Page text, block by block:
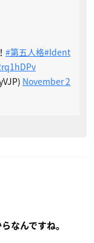
#第五人格#Ident
November 2
なんですね。